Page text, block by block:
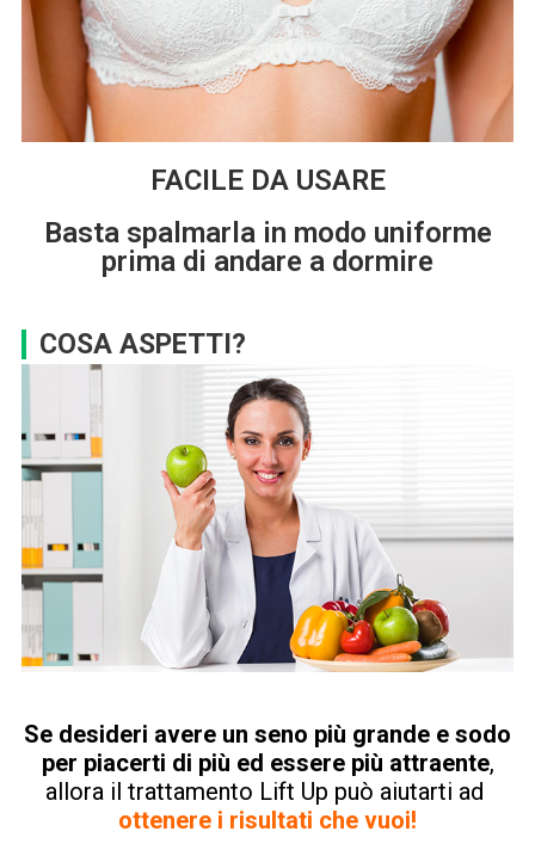
FACILE DA USARE
Basta spalmarla in modo uniforme
prima di andare a dormire
COSA ASPETTI?
Se desideri avere un seno più grande e sodo
per piacerti di più ed essere più attraente,
allora il trattamento Lift Up può aiutarti ad
ottenere i risultati che vuoi!